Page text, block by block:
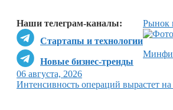
Наши телеграм-каналы:
Стартапы и технологии
Новые бизнес-тренды
Рынок
06 августа, 2026
Интенсивность операций вырастет